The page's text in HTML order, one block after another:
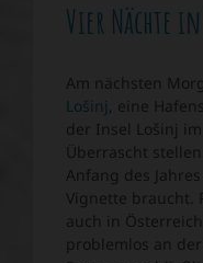
Vier Nächte
Am nächsten
Lošinj, eine
der Insel Lošinj
Überrascht
Anfang des
Vignette braucht.
auch in
problemlos an